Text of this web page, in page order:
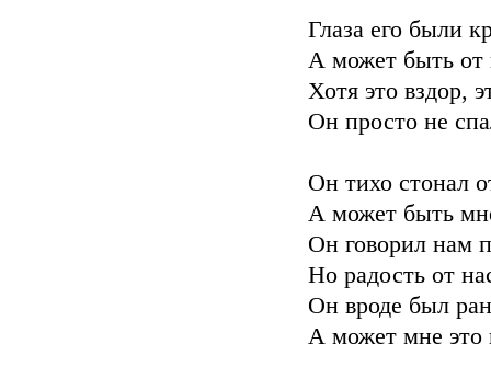
Глаза его были
А может быть от
Хотя это вздор,
Он просто не
Он тихо стонал
А может быть
Он говорил нам
Но радость от
Он вроде был
А может мне это